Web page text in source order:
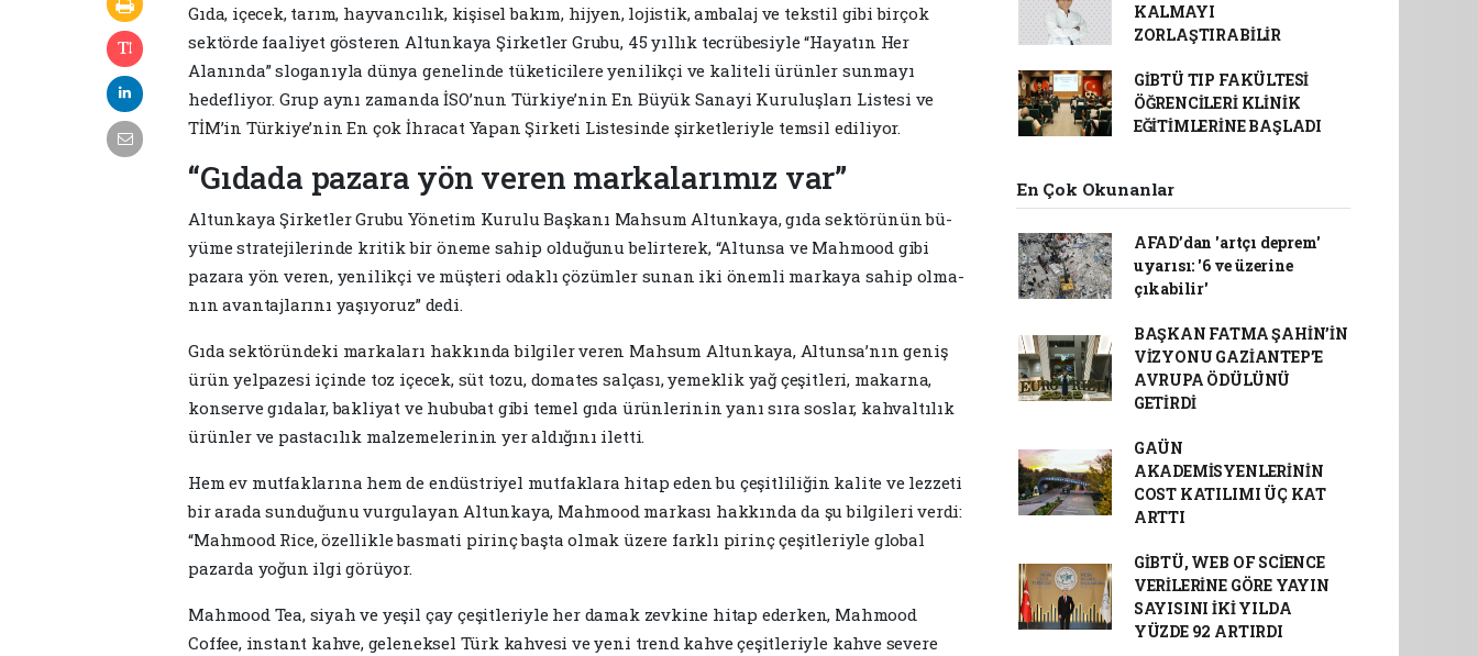
Gıda, içecek, tarım, hay­vancılık, kişisel bakım, hijyen, lojistik, amba­laj ve tekstil gibi birçok
sektörde faaliyet gösteren Altunkaya Şir­ketler Grubu, 45 yıllık tecrübe­siyle “Hayatın Her
Alanında” slo­ganıyla dünya genelinde tüketi­cilere yenilikçi ve kaliteli ürünler sunmayı
hedefliyor. Grup aynı za­manda İSO’nun Türkiye’nin En Büyük Sanayi Kuruluşları Liste­si ve
TİM’in Türkiye’nin En çok İhracat Yapan Şirketi Listesinde şirketleriyle temsil ediliyor.
“Gıdada pazara yön veren markalarımız var”
Altunkaya Şirketler Grubu Yö­netim Kurulu Başkanı Mahsum Altunkaya, gıda sektörünün bü­
yüme stratejilerinde kritik bir öneme sahip olduğunu belirte­rek, “Altunsa ve Mahmood gi­bi
pazara yön veren, yenilikçi ve müşteri odaklı çözümler sunan iki önemli markaya sahip olma­
nın avantajlarını yaşıyoruz” dedi.
Gıda sektöründeki markaları hakkında bilgiler veren Mahsum Altunkaya, Altunsa’nın geniş
ürün yelpazesi içinde toz içecek, süt tozu, domates salçası, yemek­lik yağ çeşitleri, makarna,
kon­serve gıdalar, bakliyat ve hububat gibi temel gıda ürünlerinin yanı sıra soslar, kahvaltılık
ürünler ve pastacılık malzemelerinin yer al­dığını iletti.
Hem ev mutfakları­na hem de endüstriyel mutfakla­ra hitap eden bu çeşitliliğin kali­te ve lezzeti
bir arada sunduğunu vurgulayan Altunkaya, Mahmo­od markası hakkında da şu bilgi­leri verdi:
“Mahmood Rice, özel­likle basmati pirinç başta olmak üzere farklı pirinç çeşitleriyle global
pazarda yoğun ilgi görü­yor.
Mahmood Tea, siyah ve yeşil çay çeşitleriyle her damak zev­kine hitap ederken, Mahmood
Coffee, instant kahve, geleneksel Türk kahvesi ve yeni trend kahve çeşitleriyle kahve severe
KALMAYI
ZORLAŞTIRABİLİR
GİBTÜ TIP FAKÜLTESİ
ÖĞRENCİLERİ KLİNİK
EĞİTİMLERİNE BAŞLADI
En Çok Okunanlar
AFAD’dan 'artçı deprem'
uyarısı: '6 ve üzerine
çıkabilir'
BAŞKAN FATMA ŞAHİN’İN
VİZYONU GAZİANTEP’E
AVRUPA ÖDÜLÜNÜ
GETİRDİ
GAÜN
AKADEMİSYENLERİNİN
COST KATILIMI ÜÇ KAT
ARTTI
GİBTÜ, WEB OF SCİENCE
VERİLERİNE GÖRE YAYIN
SAYISINI İKİ YILDA
YÜZDE 92 ARTIRDI